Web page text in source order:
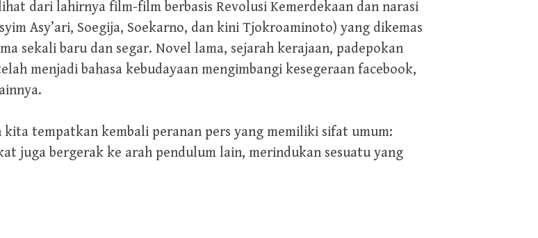
dari lahirnya film-film berbasis Revolusi Kemerdekaan dan narasi
Asy’ari, Soegija, Soekarno, dan kini Tjokroaminoto) yang dikemas
sekali baru dan segar. Novel lama, sejarah kerajaan, padepokan
menjadi bahasa kebudayaan mengimbangi kesegeraan facebook,
tempatkan kembali peranan pers yang memiliki sifat umum:
juga bergerak ke arah pendulum lain, merindukan sesuatu yang